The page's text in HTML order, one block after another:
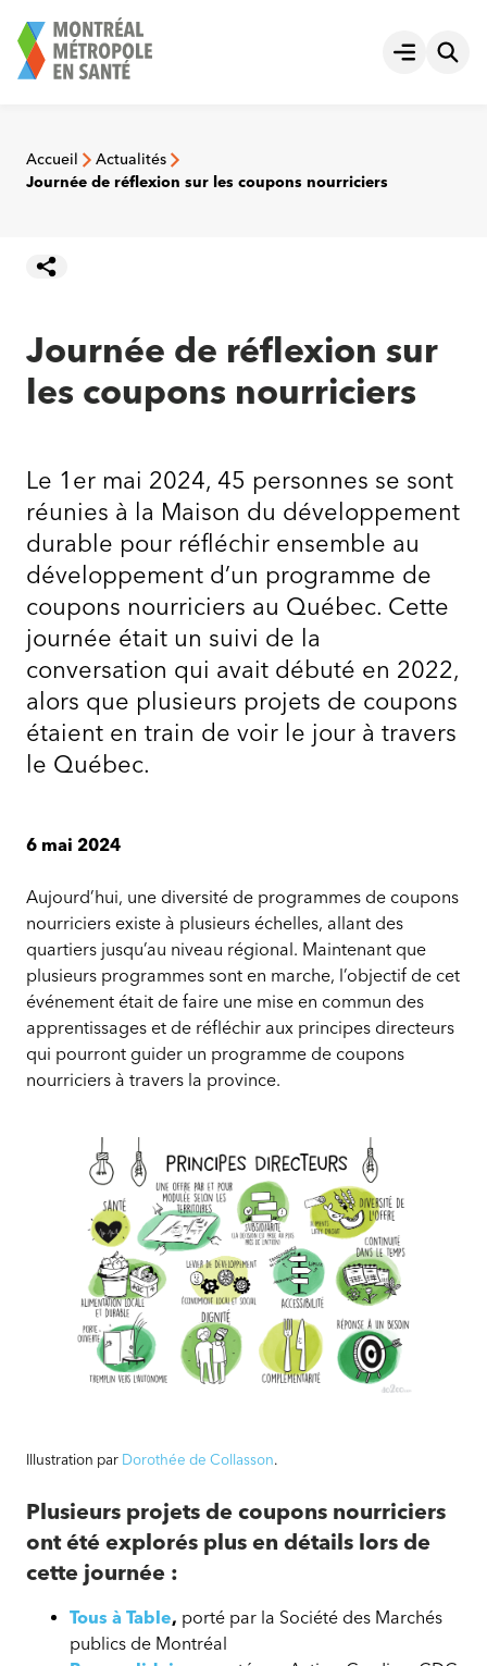
au
contenu
Ouvrir le
Accueil
Actualités
Journée de réflexion sur les coupons nourriciers
Journée de réflexion sur
les coupons nourriciers
Le 1er mai 2024, 45 personnes se sont
réunies à la Maison du développement
durable pour réfléchir ensemble au
développement d’un programme de
coupons nourriciers au Québec. Cette
journée était un suivi de la
conversation qui avait débuté en 2022,
alors que plusieurs projets de coupons
étaient en train de voir le jour à travers
le Québec.
6 mai 2024
Aujourd’hui, une diversité de programmes de coupons
nourriciers existe à plusieurs échelles, allant des
quartiers jusqu’au niveau régional. Maintenant que
plusieurs programmes sont en marche, l’objectif de cet
événement était de faire une mise en commun des
apprentissages et de réfléchir aux principes directeurs
qui pourront guider un programme de coupons
nourriciers à travers la province.
réflexion
les
coupons
nourriciers
Illustration par Dorothée de Collasson.
Plusieurs projets de coupons nourriciers
ont été explorés plus en détails lors de
cette journée :
Tous à Table, porté par la Société des Marchés
publics de Montréal